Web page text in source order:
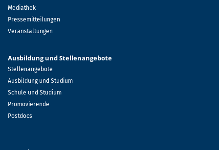
Mediathek
Pressemitteilungen
Veranstaltungen
Ausbildung und Stellenangebote
Stellenangebote
Ausbildung und Studium
Schule und Studium
Promovierende
Postdocs